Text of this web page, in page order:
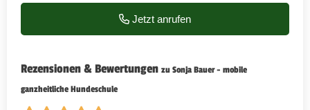
Jetzt anrufen
Rezensionen & Bewertungen zu Sonja Bauer - mobile
ganzheitliche Hundeschule